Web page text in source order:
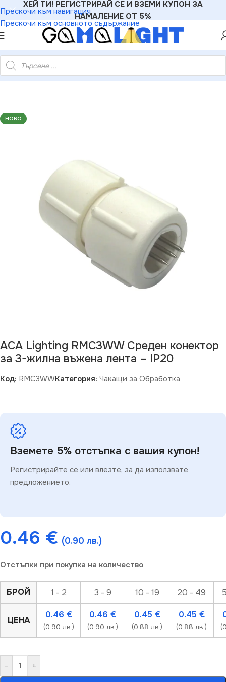
Прескочи към навигация
Прескочи към основното съдържание
ХЕЙ ТИ! РЕГИСТРИРАЙ СЕ И ВЗЕМИ КУПОН ЗА
НАМАЛЕНИЕ ОТ 5%
RMC3WW Среден конектор за 3-жилна въжена лента – IP20
НОВО
ACA Lighting RMC3WW Среден конектор
за 3-жилна въжена лента – IP20
Код: RMC3WWКатегория: Чакащи за Обработка
Вземете 5% отстъпка с вашия купон!
Регистрирайте се или влезте, за да използвате
предложението.
0.46 € (0.90 лв.)
Отстъпки при покупка на количество
БРОЙ 1 - 2 3 - 9 10 - 19 20 - 49
ЦЕНА
0.46 €
(0.90 лв.)
0.46 €
(0.90 лв.)
0.45 €
(0.88 лв.)
0.45 €
(0.88 лв.)
- +